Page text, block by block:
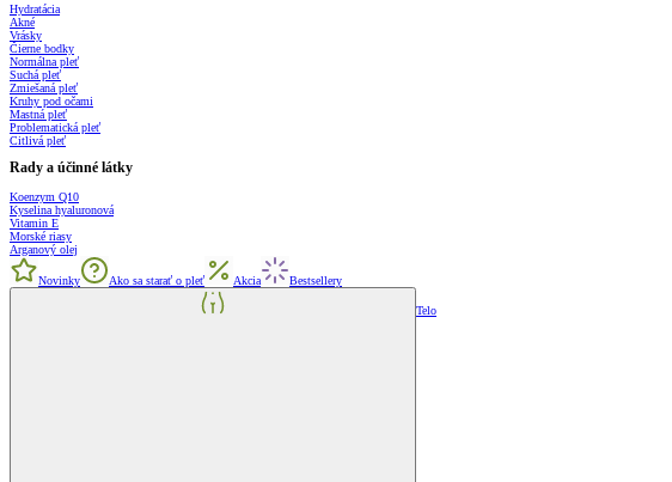
Hydratácia
Akné
Vrásky
Čierne bodky
Normálna pleť
Suchá pleť
Zmiešaná pleť
Kruhy pod očami
Mastná pleť
Problematická pleť
Citlivá pleť
Rady a účinné látky
Koenzym Q10
Kyselina hyaluronová
Vitamin E
Morské riasy
Arganový olej
Novinky Ako sa starať o pleť Akcia Bestsellery
Telo